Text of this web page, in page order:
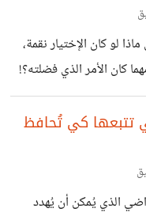
الإجتماعي *تُمكن
عدد ممكن من العملاء
مقارنة بما كانت
لو كان الإختيار نقمة،
كان الأمر الذي فضلته؟!
السؤال في أحد البرامج
التي تحتمل أراء نسبية
على استفتاء رأي
الأراء المختلفة
له. وكان السؤال
تتبعها كي تُحافظ
الذي يُمكن أن يُهدد